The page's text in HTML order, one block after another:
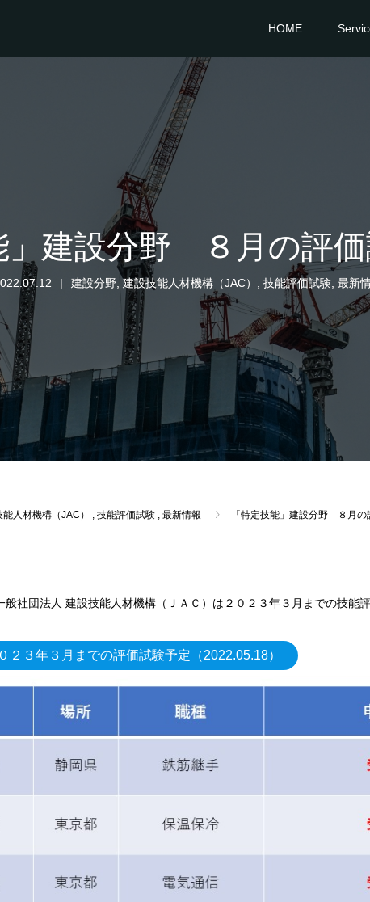
HOME
」建設分野 ８月の評
建設分野 ,建設技能人材機構（JAC） 技能評価試験 最新
人材機構（JAC） 技能評価試験 最新情報 「特定技能」建設分野 ８月の
般社団法人 建設技能人材機構（ＪＡＣ）は２０２３年３月までの技能
３年３月までの評価試験予定（2022.05.18）